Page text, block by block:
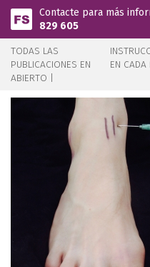
Pasar al contenido principal
Contacte para más
829 605
TODAS LAS
PUBLICACIONES EN
ABIERTO |
EN CADA